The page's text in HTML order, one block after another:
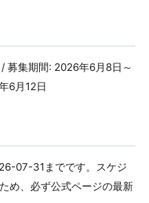
募集期間: 2026年6月8日～
6月12日
07-31までです。スケジ
め、必ず公式ページの最新